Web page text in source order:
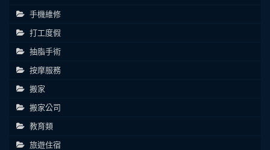
手機維修
打工度假
抽脂手術
按摩服務
搬家
搬家公司
教育類
旅遊住宿